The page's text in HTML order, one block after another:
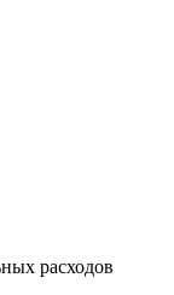
расходов